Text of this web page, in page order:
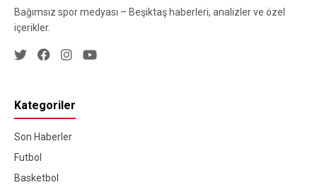
Bağımsız spor medyası – Beşiktaş haberleri, analizler ve özel
içerikler.
Kategoriler
Son Haberler
Futbol
Basketbol